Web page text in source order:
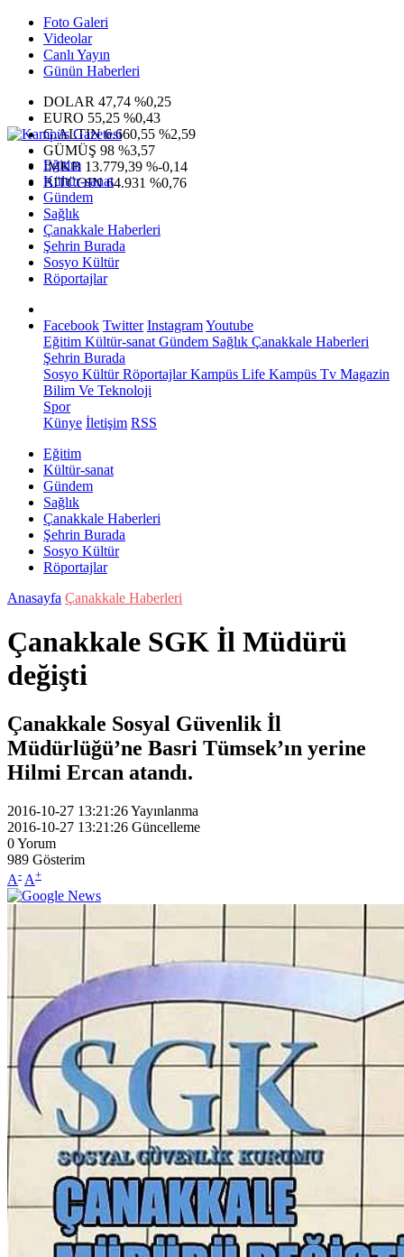
Foto Galeri
Videolar
Canlı Yayın
Günün Haberleri
DOLAR 47,74 %0,25
EURO 55,25 %0,43
G.ALTIN6.660,55 %2,59
GÜMÜŞ 98 %3,57
IMKB 13.779,39 %-0,14
BITCOIN64.931 %0,76
Eğitim
Kültür-sanat
Gündem
Sağlık
Çanakkale Haberleri
Şehrin Burada
Sosyo Kültür
Röportajlar
Facebook Twitter InstagramYoutube
Eğitim Kültür-sanat Gündem Sağlık Çanakkale Haberleri
Şehrin Burada
Sosyo KültürRöportajlarKampüs Life Kampüs Tv Magazin
Bilim Ve Teknoloji
Spor
Künye İletişim RSS
Eğitim
Kültür-sanat
Gündem
Sağlık
Çanakkale Haberleri
Şehrin Burada
Sosyo Kültür
Röportajlar
Anasayfa Çanakkale Haberleri
Çanakkale SGK İl Müdürü
değişti
Çanakkale Sosyal Güvenlik İl
Müdürlüğü’ne Basri Tümsek’ın yerine
Hilmi Ercan atandı.
2016-10-27 13:21:26Yayınlanma
2016-10-27 13:21:26 Güncelleme
0Yorum
989 Gösterim
A- A+